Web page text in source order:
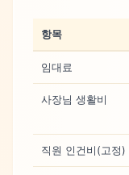
항목
임대료
사장님 생활비
직원 인건비(고정)